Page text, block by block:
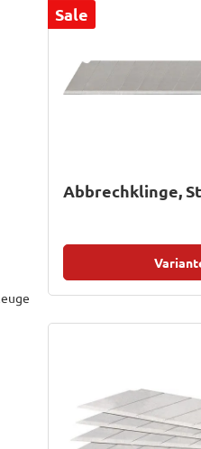
Sale
Abbrechklinge,